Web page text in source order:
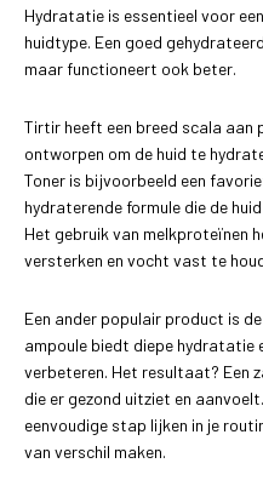
Hydratatie is essentieel voor
huidtype. Een goed
maar functioneert ook beter.
Tirtir heeft een breed scala aan
ontworpen om de huid te
Toner is bijvoorbeeld een
hydraterende formule die de
Het gebruik van melkproteïnen
versterken en vocht vast te
Een ander populair product is
ampoule biedt diepe hydratatie
verbeteren. Het resultaat? Een
die er gezond uitziet en
eenvoudige stap lijken in je
van verschil maken.